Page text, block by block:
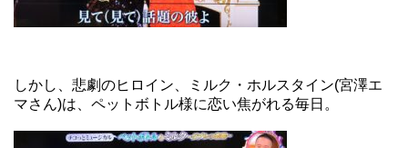
しかし、悲劇のヒロイン、ミルク・ホルスタイン(宮澤エ
マさん)は、ペットボトル様に恋い焦がれる毎日。